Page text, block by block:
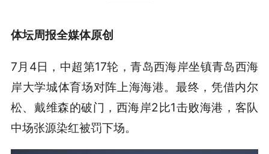
体坛周报全媒体原创
7月4日，中超第17轮，青岛西海岸坐镇青岛西海
岸大学城体育场对阵上海海港。最终，凭借内尔
松、戴维森的破门，西海岸2比1击败海港，客队
中场张源染红被罚下场。